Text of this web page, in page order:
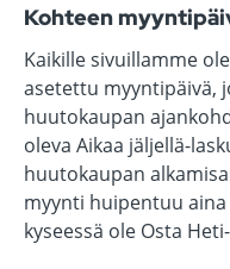
Kohteen
Kaikille sivuillamme
asetettu myyntipäivä,
huutokaupan
oleva Aikaa jäljellä-
huutokaupan
myynti huipentuu
kyseessä ole Osta